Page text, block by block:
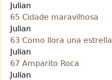
Julian
65 Cidade maravilhosa
Julian
63 Como llora una estrella
Julian
67 Amparito Roca
Julian